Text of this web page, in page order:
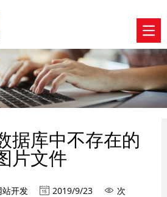
据库中不存在的
片文件
站开发  2019/9/23  次